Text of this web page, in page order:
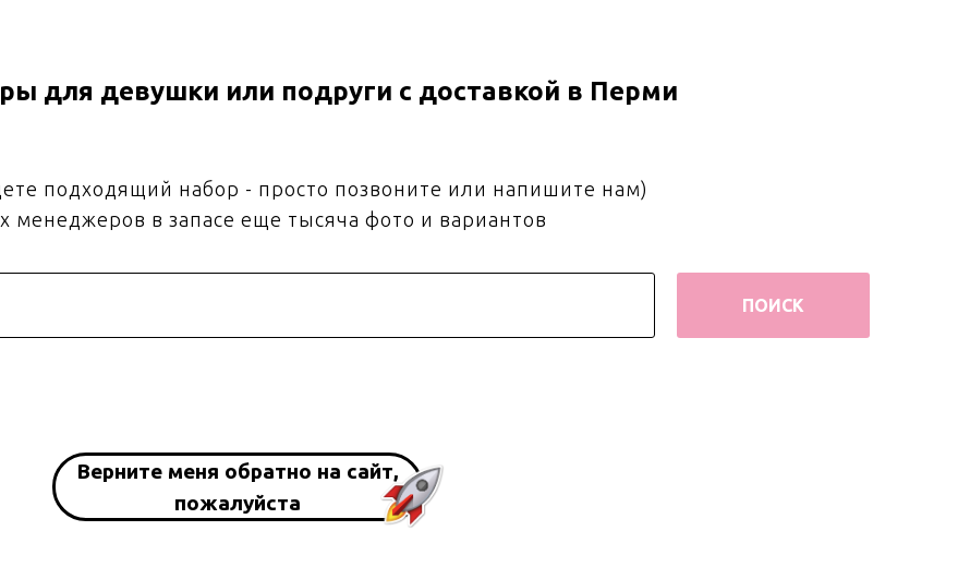
для девушки или подруги с доставкой в Перми
подходящий набор - просто позвоните или напишите нам)
менеджеров в запасе еще тысяча фото и вариантов
ПОИСК
Верните меня обратно на сайт,
пожалуйста